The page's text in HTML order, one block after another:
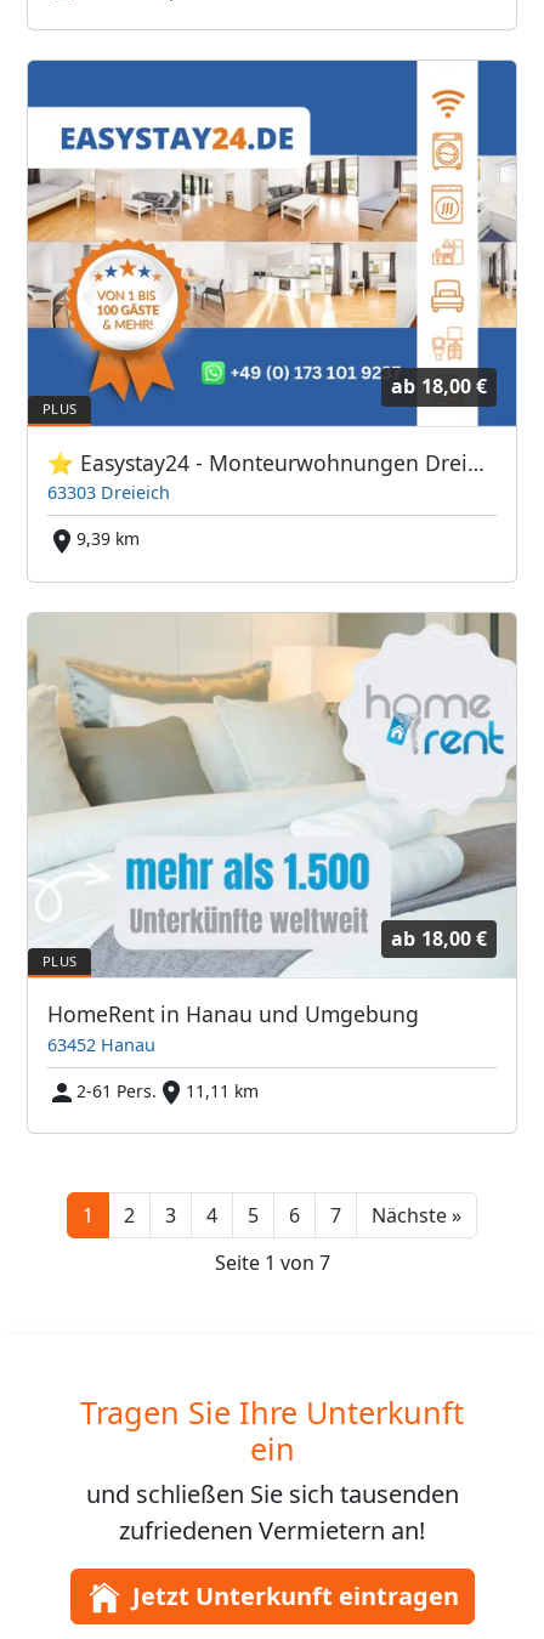
ab 18,00 €
⭐ Easystay24 - Monteurwohnungen Dreieich
63303 Dreieich
9,39 km
ab 18,00 €
HomeRent in Hanau und Umgebung
63452 Hanau
2-61 Pers.
11,11 km
1 2 3 4 5 6 7 Nächste »Next
Seite 1 von 7
Tragen Sie Ihre Unterkunft
ein
und schließen Sie sich tausenden
zufriedenen Vermietern an!
Jetzt Unterkunft eintragen